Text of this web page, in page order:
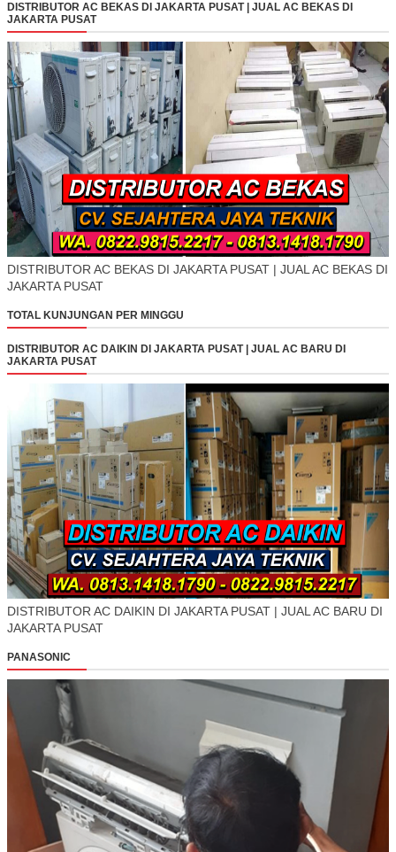
DISTRIBUTOR AC BEKAS DI JAKARTA PUSAT | JUAL AC BEKAS DI
JAKARTA PUSAT
DISTRIBUTOR AC BEKAS DI JAKARTA PUSAT | JUAL AC BEKAS DI
JAKARTA PUSAT
TOTAL KUNJUNGAN PER MINGGU
DISTRIBUTOR AC DAIKIN DI JAKARTA PUSAT | JUAL AC BARU DI
JAKARTA PUSAT
DISTRIBUTOR AC DAIKIN DI JAKARTA PUSAT | JUAL AC BARU DI
JAKARTA PUSAT
PANASONIC